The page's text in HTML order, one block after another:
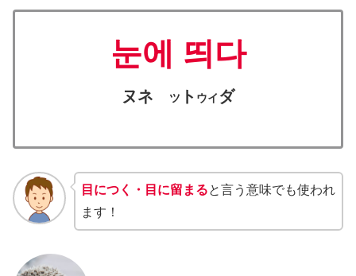
눈에 띄다
ヌネ ツ ト ウイ ダ
目につく・目に留まると言う意味でも使われ
ます！